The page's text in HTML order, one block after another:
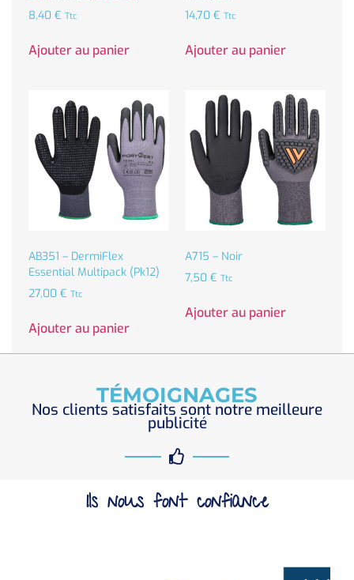
8,40 € Ttc
Ajouter au panier
14,70 € Ttc
Ajouter au panier
AB351 – DermiFlex
Essential Multipack (Pk12)
27,00 € Ttc
Ajouter au panier
A715 – Noir
7,50 € Ttc
Ajouter au panier
TÉMOIGNAGES
Nos clients satisfaits sont notre meilleure
publicité
Ils nous font confiance